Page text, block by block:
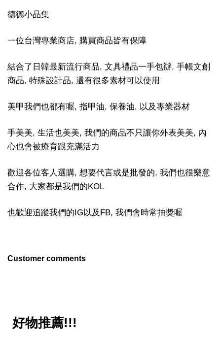
德德小品集
一位台灣專業商店, 購買商品皆有保障
結合了日韓最新流行商品, 文具禮品一手包辦, 手帳文創
商品, 特殊設計品, 還有很多素材可以使用
美甲我們也都有喔, 指甲油, 保養油, 以及專業器材
手美美, 生活也美美, 我們的商品不只讓你外表美美, 內
心也會被療育跟充滿活力
歡迎各位客人選購, 想要代言或是批發的, 我們也很樂意
合作, 大家都是我們的KOL
也歡迎追蹤我們的IG以及FB, 我們會時常抽獎喔
Customer comments
好物推薦!!!